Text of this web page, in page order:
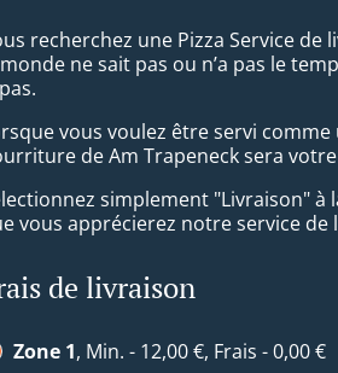
recherchez une Pizza Service de
ne sait pas ou n’a pas le
vous voulez être servi
de Am Trapeneck sera
simplement "Livraison" à
vous apprécierez notre service
de livraison
Zone 1, Min. - 12,00 €, Frais - 0,00 €